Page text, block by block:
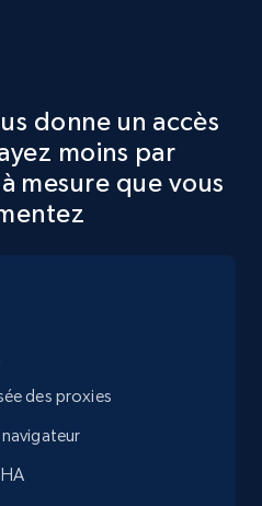
Currency, Initial
percent, and more.
donne un accès
moins par
mesure que vous
des proxies